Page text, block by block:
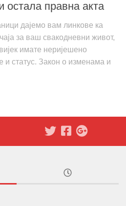
остала правна акта
дајемо вам линкове ка
за ваш свакодневни живот,
имате неријешено
и статус. Закон о изменамa и